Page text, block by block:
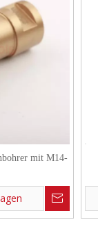
mit M14-